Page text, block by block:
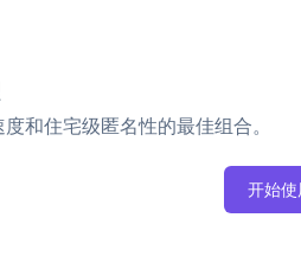
和住宅级匿名性的最佳组合。
开始使